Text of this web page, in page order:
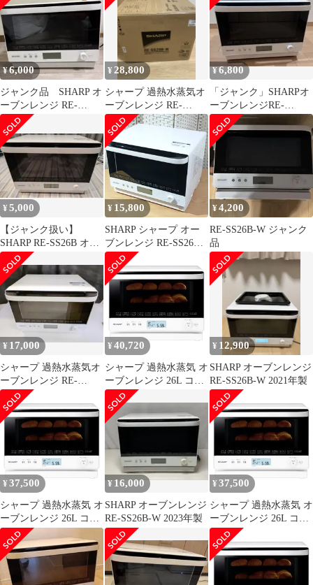
¥6,000
ジャンク品 SHARP オ
ーブンレンジ RE-
SS26B-W 本体
¥ 28,800
シャープ 過熱水蒸気オ
ーブンレンジ RE-
SS26B-W
¥6,800
「ジャンク」SHARPオ
ーブンレンジRE-
SS26B-W 2021年製
¥5,000
【ジャンク扱い】
SHARP RE-SS26B オー
ブンレンジ
¥ 15,800
SHARP シャープ オー
ブンレンジ RE-SS26B-
W ホワイト 2021年製
¥4,200
RE-SS26B-W ジャンク
品
¥ 17,000
シャープ 過熱水蒸気オ
ーブンレンジ RE-
SS26B 角皿付き
M3002
¥ 40,720
シャープ 過熱水蒸気 オ
ーブンレンジ 26L コン
ベクション 2段調理 ホ
ワイト RE-SS26B-W [2
段/26L/ホワイト]
¥ 12,900
SHARP オーブンレンジ
RE-SS26B-W 2021年製
¥ 37,500
シャープ 過熱水蒸気 オ
ーブンレンジ 26L コン
ベクション 2段調理 ホ
ワイト RE-SS26B-W [2
段/26L/ホワイト]
¥ 16,000
SHARP オーブンレンジ
RE-SS26B-W 2023年製
¥ 37,500
シャープ 過熱水蒸気 オ
ーブンレンジ 26L コン
ベクション 2段調理 ホ
ワイト RE-SS26B-W [2
段/26L/ホワイト]